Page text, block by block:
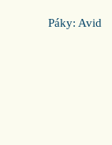
Páky: Avid